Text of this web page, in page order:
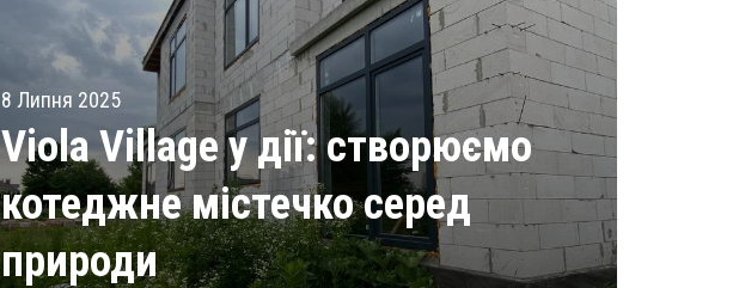
8 Липня 2025
Viola Village у дії: створюємо
котеджне містечко серед
природи